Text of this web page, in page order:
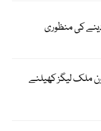
دینے کی منظوری
ملک لیگز کھیلنے